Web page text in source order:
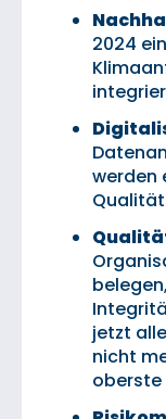
2024
werden
jetzt
nicht
oberste